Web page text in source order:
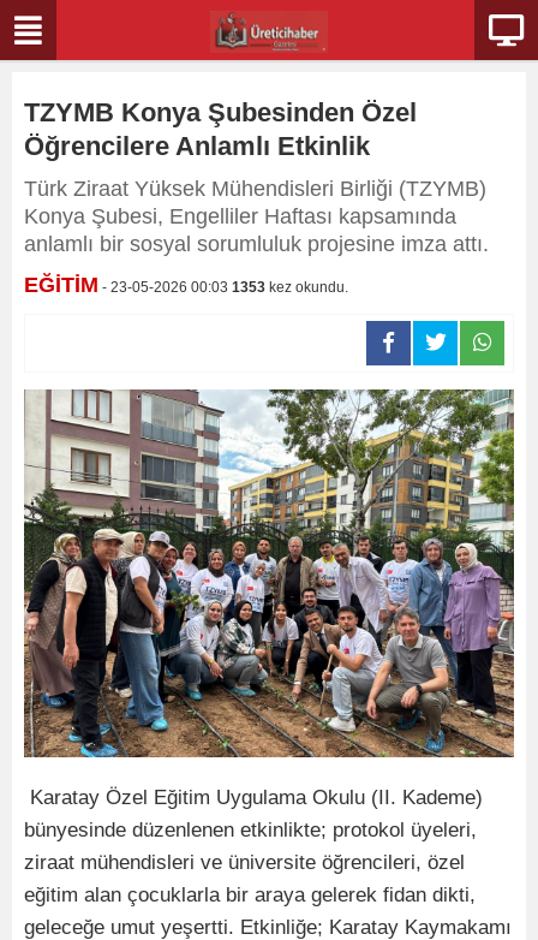
TZYMB Konya Şubesinden Özel
Öğrencilere Anlamlı Etkinlik
Türk Ziraat Yüksek Mühendisleri Birliği (TZYMB)
Konya Şubesi, Engelliler Haftası kapsamında
anlamlı bir sosyal sorumluluk projesine imza attı.
EĞİTİM - 23-05-2026 00:03 1353 kez okundu.
Karatay Özel Eğitim Uygulama Okulu (II. Kademe)
bünyesinde düzenlenen etkinlikte; protokol üyeleri,
ziraat mühendisleri ve üniversite öğrencileri, özel
eğitim alan çocuklarla bir araya gelerek fidan dikti,
geleceğe umut yeşertti. Etkinliğe; Karatay Kaymakamı